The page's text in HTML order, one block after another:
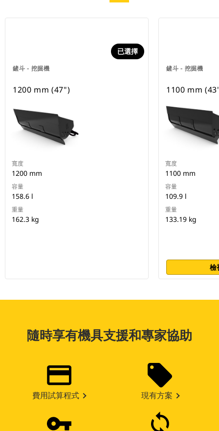
鏟斗 - 挖掘機
已選擇
1200 mm (47")
寬度
1200 mm
容量
158.6 l
重量
162.3 kg
鏟斗 - 挖掘機
1100 mm
寬度
1100 mm
容量
109.9 l
重量
133.19 kg
檢
隨時享有機具支援和專家協助
費用試算程式 現有方案